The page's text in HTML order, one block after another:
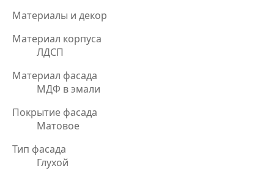
Материалы и декор
Материал корпуса
ЛДСП
Материал фасада
МДФ в эмали
Покрытие фасада
Матовое
Тип фасада
Глухой